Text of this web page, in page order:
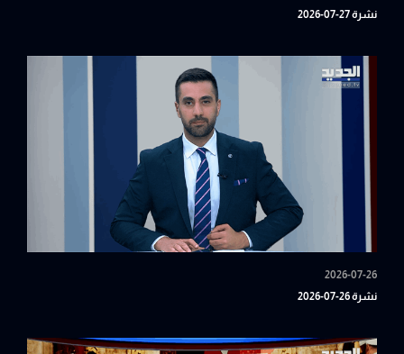
نشرة 27-07-2026
2026-07-26
نشرة 26-07-2026